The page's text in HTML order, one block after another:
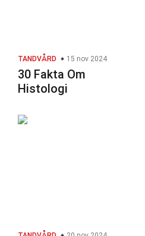
TANDVÅRD 15 nov 2024
30 Fakta Om
Histologi